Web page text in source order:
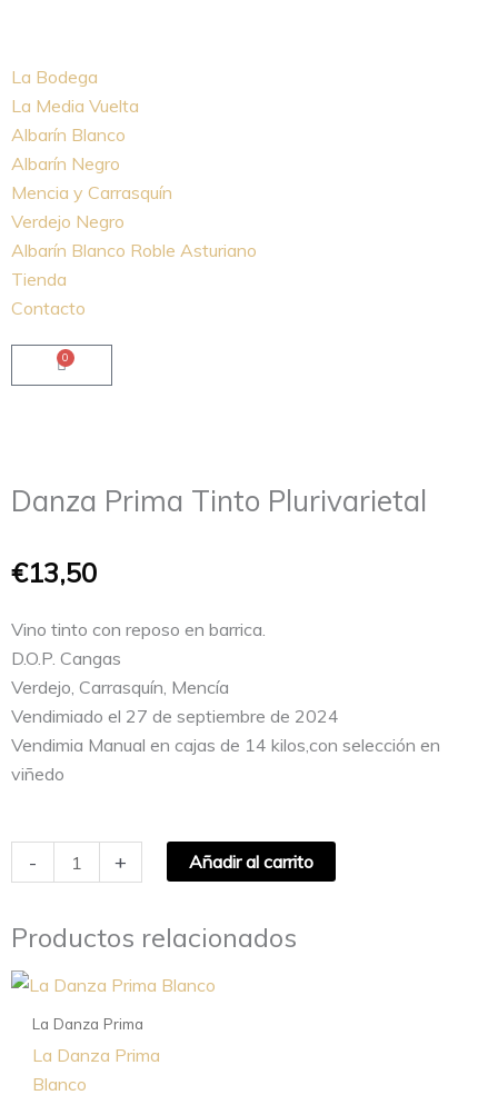
contenido
La Bodega
La Media Vuelta
Albarín Blanco
Albarín Negro
Mencia y Carrasquín
Verdejo Negro
Albarín Blanco Roble Asturiano
Tienda
Contacto
0
Carrito
Danza Prima Tinto Plurivarietal
€13,50
Vino tinto con reposo en barrica.
D.O.P. Cangas
Verdejo, Carrasquín, Mencía
Vendimiado el 27 de septiembre de 2024
Vendimia Manual en cajas de 14 kilos,con selección en
viñedo
-
Prima
Plurivarietal
cantidad
+ Añadir al carrito
Productos relacionados
La Danza Prima
La Danza Prima
Blanco